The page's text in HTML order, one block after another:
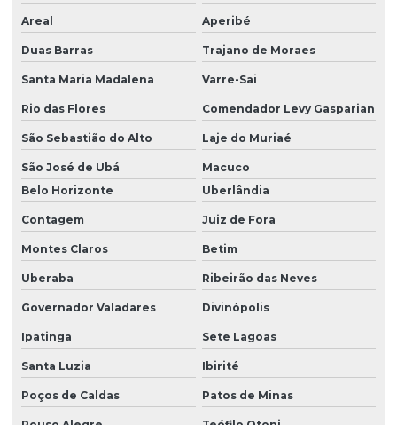
Areal Aperibé
Duas Barras Trajano de Moraes
Santa Maria Madalena Varre-Sai
Rio das Flores Comendador Levy Gasparian
São Sebastião do Alto Laje do Muriaé
São José de Ubá
Macuco
Belo Horizonte
Uberlândia
Contagem Juiz de Fora
Montes Claros Betim
Uberaba Ribeirão das Neves
Governador Valadares Divinópolis
Ipatinga Sete Lagoas
Santa Luzia Ibirité
Poços de Caldas Patos de Minas